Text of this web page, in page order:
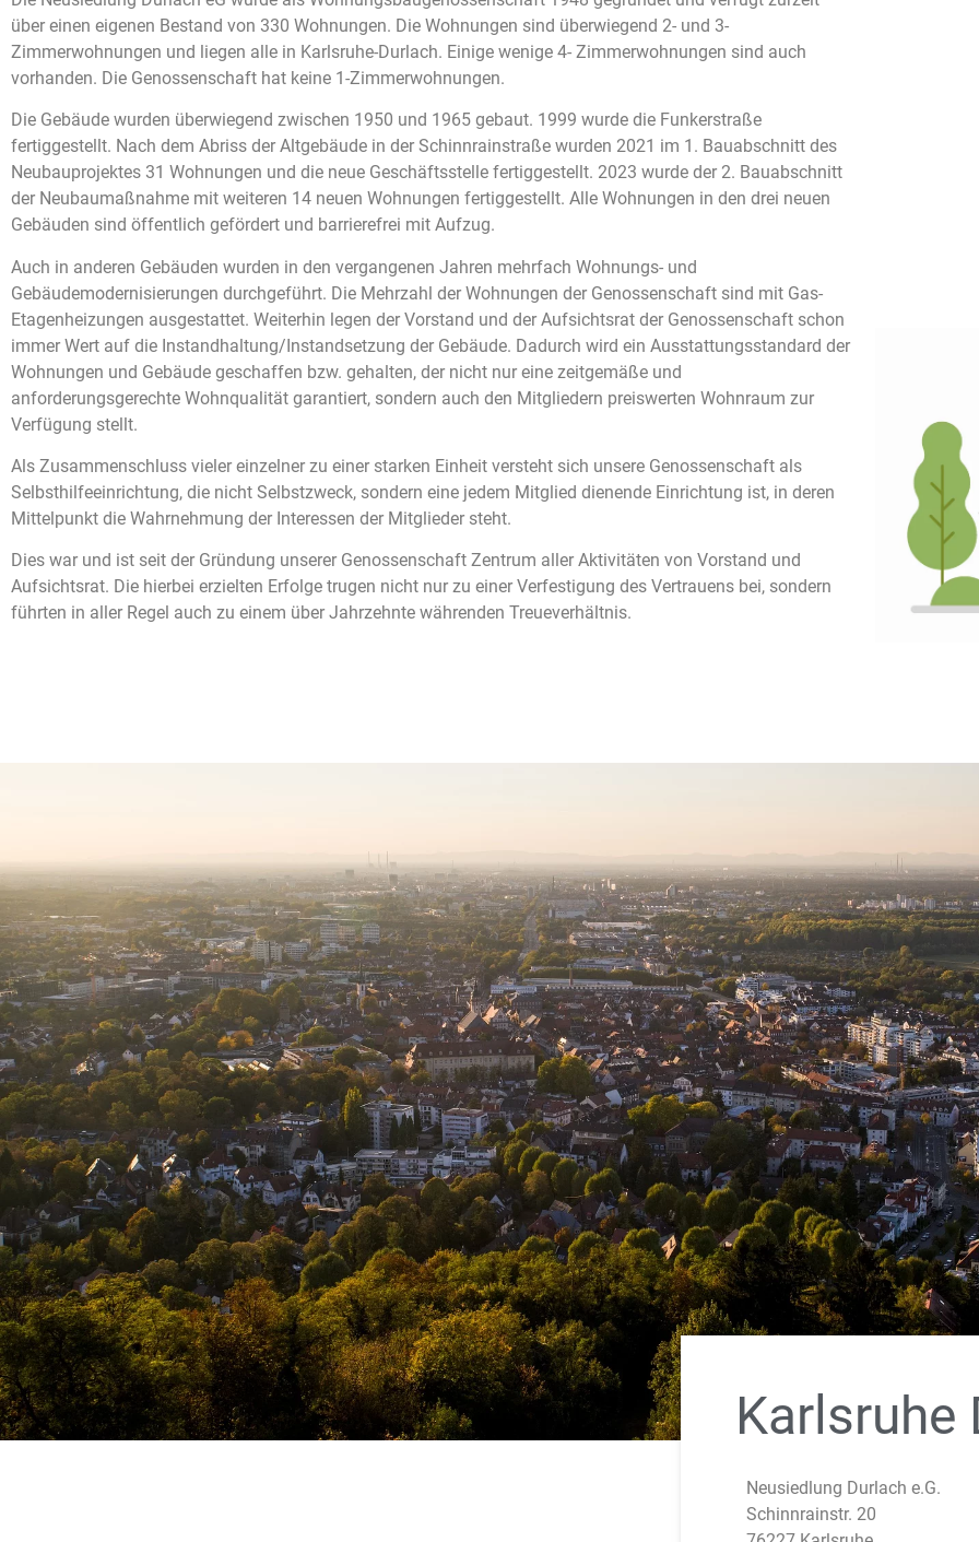
über einen eigenen Bestand von 330 Wohnungen. Die Wohnungen sind überwiegend 2- und 3-
Zimmerwohnungen und liegen alle in Karlsruhe-Durlach. Einige wenige 4- Zimmerwohnungen sind auch
vorhanden. Die Genossenschaft hat keine 1-Zimmerwohnungen.
Die Gebäude wurden überwiegend zwischen 1950 und 1965 gebaut. 1999 wurde die Funkerstraße
fertiggestellt. Nach dem Abriss der Altgebäude in der Schinnrainstraße wurden 2021 im 1. Bauabschnitt des
Neubauprojektes 31 Wohnungen und die neue Geschäftsstelle fertiggestellt. 2023 wurde der 2. Bauabschnitt
der Neubaumaßnahme mit weiteren 14 neuen Wohnungen fertiggestellt. Alle Wohnungen in den drei neuen
Gebäuden sind öffentlich gefördert und barrierefrei mit Aufzug.
Auch in anderen Gebäuden wurden in den vergangenen Jahren mehrfach Wohnungs- und
Gebäudemodernisierungen durchgeführt. Die Mehrzahl der Wohnungen der Genossenschaft sind mit Gas-
Etagenheizungen ausgestattet. Weiterhin legen der Vorstand und der Aufsichtsrat der Genossenschaft schon
immer Wert auf die Instandhaltung/Instandsetzung der Gebäude. Dadurch wird ein Ausstattungsstandard der
Wohnungen und Gebäude geschaffen bzw. gehalten, der nicht nur eine zeitgemäße und
anforderungsgerechte Wohnqualität garantiert, sondern auch den Mitgliedern preiswerten Wohnraum zur
Verfügung stellt.
Als Zusammenschluss vieler einzelner zu einer starken Einheit versteht sich unsere Genossenschaft als
Selbsthilfeeinrichtung, die nicht Selbstzweck, sondern eine jedem Mitglied dienende Einrichtung ist, in deren
Mittelpunkt die Wahrnehmung der Interessen der Mitglieder steht.
Dies war und ist seit der Gründung unserer Genossenschaft Zentrum aller Aktivitäten von Vorstand und
Aufsichtsrat. Die hierbei erzielten Erfolge trugen nicht nur zu einer Verfestigung des Vertrauens bei, sondern
führten in aller Regel auch zu einem über Jahrzehnte währenden Treueverhältnis.
Karlsruhe
Neusiedlung Durlach e.G.
Schinnrainstr. 20